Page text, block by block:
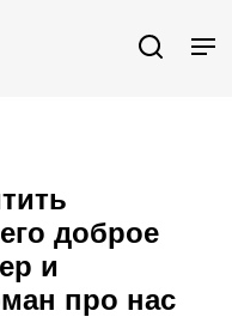
доброе
и
про нас